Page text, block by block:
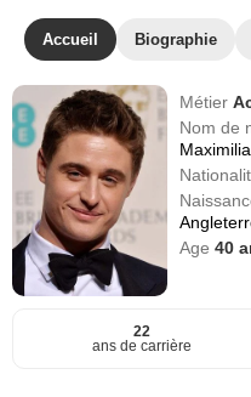
Accueil Biographie
Métier
Nom de
Age40
22
ans de carrière